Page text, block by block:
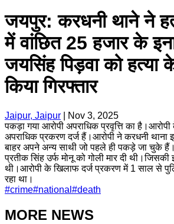
जयपुर: करधनी थाने ने
में वांछित 25 हजार के
जयसिंह पिड़वा को हत्या
किया गिरफ्तार
Jaipur, Jaipur
Nov 3, 2025
पकड़ा गया आरोपी अपराधिक प्रवृत्ति का
अपराधिक प्रकरण दर्ज हैं।आरोपी ने करधनी थाना
बाहर अपने अन्य साथी जो पहले ही पकड़े जा चुके
प्रतीक सिंह उर्फ मोनू को गोली मार दी थी।जिसकी
थी।आरोपी के खिलाफ दर्ज प्रकरण में 1 साल से
रहा था।
#crime#national #death
MORE NEWS